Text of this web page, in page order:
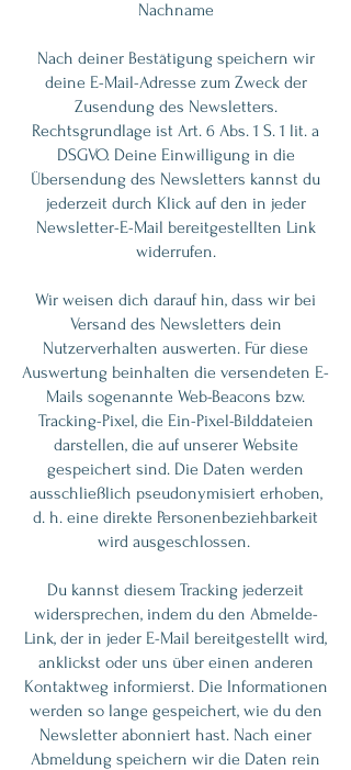
Nachname
Nach deiner Bestätigung speichern wir
deine E-Mail-Adresse zum Zweck der
Zusendung des Newsletters.
Rechtsgrundlage ist Art. 6 Abs. 1 S. 1 lit. a
DSGVO. Deine Einwilligung in die
Übersendung des Newsletters kannst du
jederzeit durch Klick auf den in jeder
Newsletter-E-Mail bereitgestellten Link
widerrufen.
Wir weisen dich darauf hin, dass wir bei
Versand des Newsletters dein
Nutzerverhalten auswerten. Für diese
Auswertung beinhalten die versendeten E-
Mails sogenannte Web-Beacons bzw.
Tracking-Pixel, die Ein-Pixel-Bilddateien
darstellen, die auf unserer Website
gespeichert sind. Die Daten werden
ausschließlich pseudonymisiert erhoben,
d. h. eine direkte Personenbeziehbarkeit
wird ausgeschlossen.
Du kannst diesem Tracking jederzeit
widersprechen, indem du den Abmelde-
Link, der in jeder E-Mail bereitgestellt wird,
anklickst oder uns über einen anderen
Kontaktweg informierst. Die Informationen
werden so lange gespeichert, wie du den
Newsletter abonniert hast. Nach einer
Abmeldung speichern wir die Daten rein